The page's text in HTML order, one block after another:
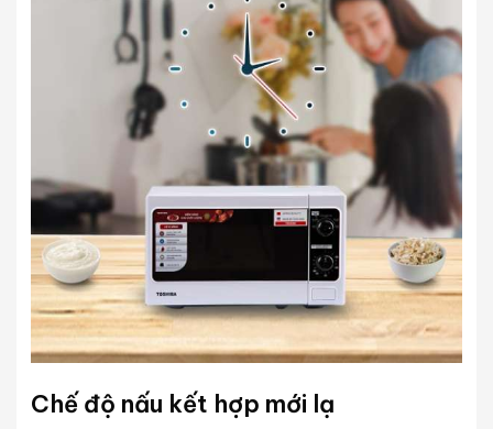
Chế độ nấu kết hợp mới lạ